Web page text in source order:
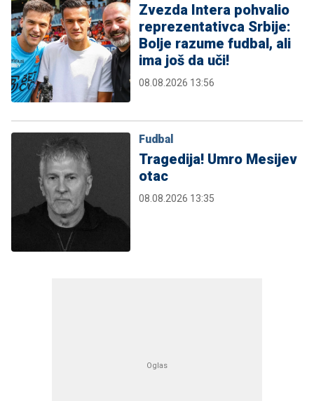
Zvezda Intera pohvalio
reprezentativca Srbije:
Bolje razume fudbal, ali
ima još da uči!
08.08.2026 13:56
Fudbal
Tragedija! Umro Mesijev
otac
08.08.2026 13:35